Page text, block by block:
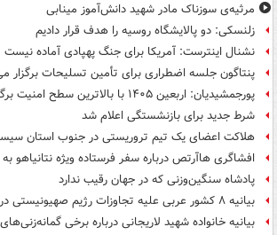
مرثیه‌ی سوزناک مادر شهید دانش‌آموز مینابی
زلنسکی: دو پالایشگاه روسیه را هدف قرار دادیم
نشنال اینترست: آمریکا برای جنگ پهپادی آماده نیست
پنتاگون جلسه اضطراری برای تأمین تسلیحات برگزار
پورجمشیدیان: اربعین ۱۴۰۵ با بالاترین سطح امنیت برگزار شد
شرط جدید برای بازنشستگی اعلام شد
هلاکت اعضای یک تیم تروریستی در جنوب استان
افشاگری هاآرتص درباره سفر فرستاده ویژه نتانیاهو به
پادشاه سنگین‌وزنی که در جهان رقیب ندارد
بیانیه ۸ کشور عربی علیه تجاوزات رژیم صهیونیستی در غزه
بیانیه خانواده شهید لاریجانی درباره برخی